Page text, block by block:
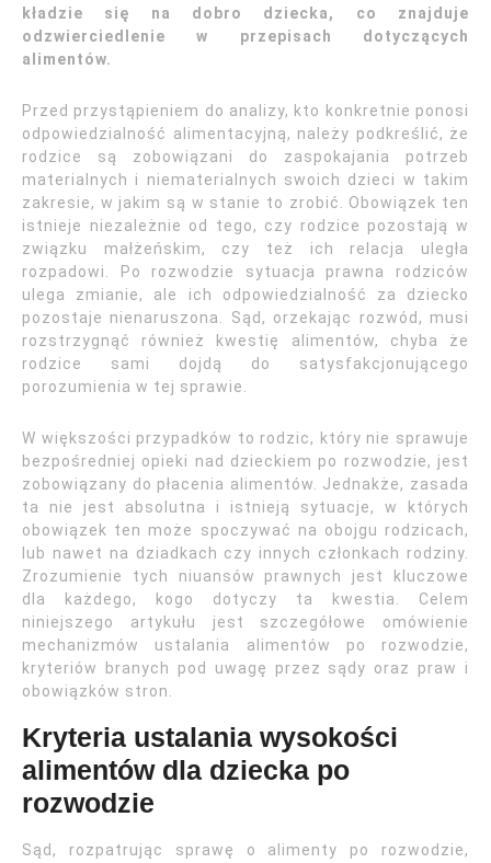
kładzie się na dobro dziecka, co znajduje
odzwierciedlenie w przepisach dotyczących
alimentów.
Przed przystąpieniem do analizy, kto konkretnie ponosi
odpowiedzialność alimentacyjną, należy podkreślić, że
rodzice są zobowiązani do zaspokajania potrzeb
materialnych i niematerialnych swoich dzieci w takim
zakresie, w jakim są w stanie to zrobić. Obowiązek ten
istnieje niezależnie od tego, czy rodzice pozostają w
związku małżeńskim, czy też ich relacja uległa
rozpadowi. Po rozwodzie sytuacja prawna rodziców
ulega zmianie, ale ich odpowiedzialność za dziecko
pozostaje nienaruszona. Sąd, orzekając rozwód, musi
rozstrzygnąć również kwestię alimentów, chyba że
rodzice sami dojdą do satysfakcjonującego
porozumienia w tej sprawie.
W większości przypadków to rodzic, który nie sprawuje
bezpośredniej opieki nad dzieckiem po rozwodzie, jest
zobowiązany do płacenia alimentów. Jednakże, zasada
ta nie jest absolutna i istnieją sytuacje, w których
obowiązek ten może spoczywać na obojgu rodzicach,
lub nawet na dziadkach czy innych członkach rodziny.
Zrozumienie tych niuansów prawnych jest kluczowe
dla każdego, kogo dotyczy ta kwestia. Celem
niniejszego artykułu jest szczegółowe omówienie
mechanizmów ustalania alimentów po rozwodzie,
kryteriów branych pod uwagę przez sądy oraz praw i
obowiązków stron.
Kryteria ustalania wysokości
alimentów dla dziecka po
rozwodzie
Sąd, rozpatrując sprawę o alimenty po rozwodzie,